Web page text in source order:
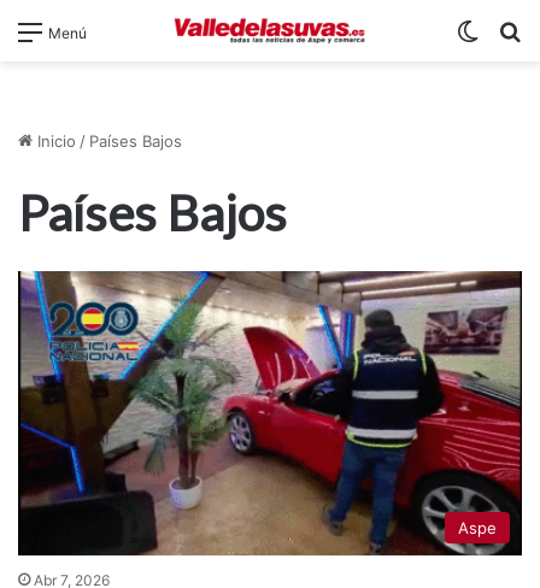
Menú
Inicio / Países Bajos
Países Bajos
Aspe
Abr 7, 2026